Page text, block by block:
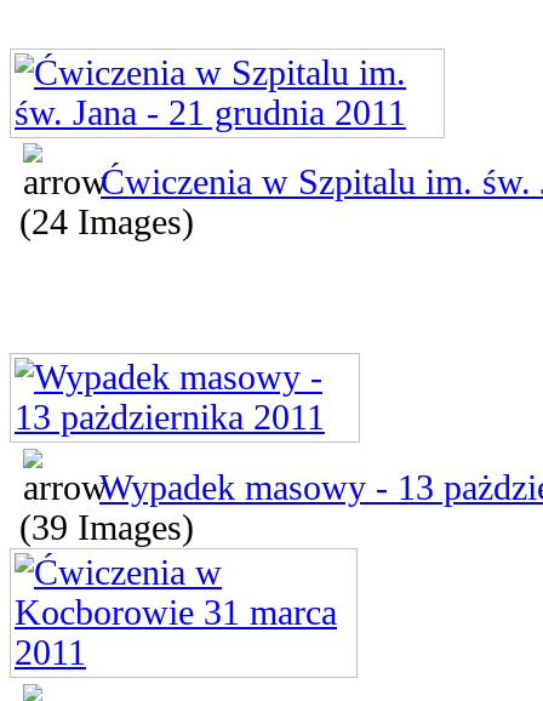
Ćwiczenia w Szpitalu im. św.
(24 Images)
Wypadek masowy - 13
(39 Images)